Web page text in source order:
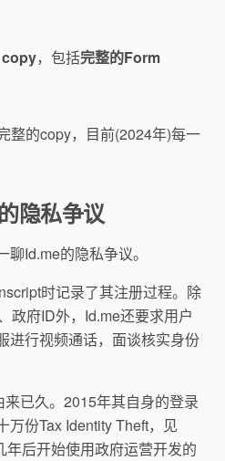
，包括完整的Form
整的copy，目前(2024年)每一
隐私争议
Id.me的隐私争议。
时记录了其注册过程。除
政府ID外，Id.me还要求用户
进行视频通话，面谈核实身份
已久。2015年其自身的登录
万份Tax Identity Theft，见
年后开始使用政府运营开发的